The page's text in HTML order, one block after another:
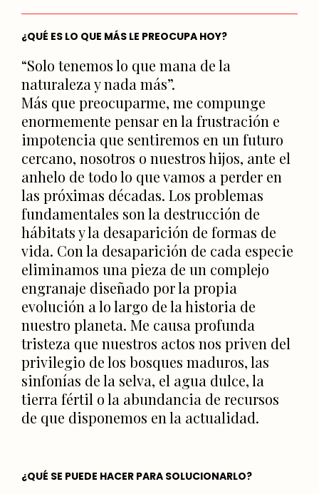
¿QUÉ ES LO QUE MÁS LE PREOCUPA HOY?
“Solo tenemos lo que mana de la
naturaleza y nada más”.
Más que preocuparme, me compunge
enormemente pensar en la frustración e
impotencia que sentiremos en un futuro
cercano, nosotros o nuestros hijos, ante el
anhelo de todo lo que vamos a perder en
las próximas décadas. Los problemas
fundamentales son la destrucción de
hábitats y la desaparición de formas de
vida. Con la desaparición de cada especie
eliminamos una pieza de un complejo
engranaje diseñado por la propia
evolución a lo largo de la historia de
nuestro planeta. Me causa profunda
tristeza que nuestros actos nos priven del
privilegio de los bosques maduros, las
sinfonías de la selva, el agua dulce, la
tierra fértil o la abundancia de recursos
de que disponemos en la actualidad.
¿QUÉ SE PUEDE HACER PARA SOLUCIONARLO?